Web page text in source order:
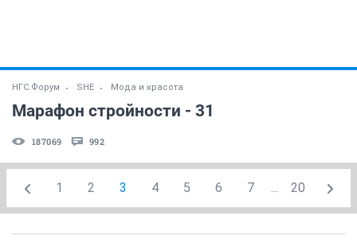
НГС.Форум SHE Мода и красота
Марафон стройности - 31
187069 992
1 2 3 4 5 6 7 ... 20